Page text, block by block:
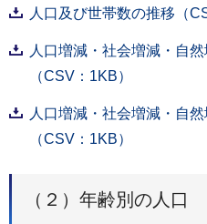
人口及び世帯数の推移（
人口増減・社会増減・自然
（CSV：1KB）
人口増減・社会増減・自然
（CSV：1KB）
（２）年齢別の人口